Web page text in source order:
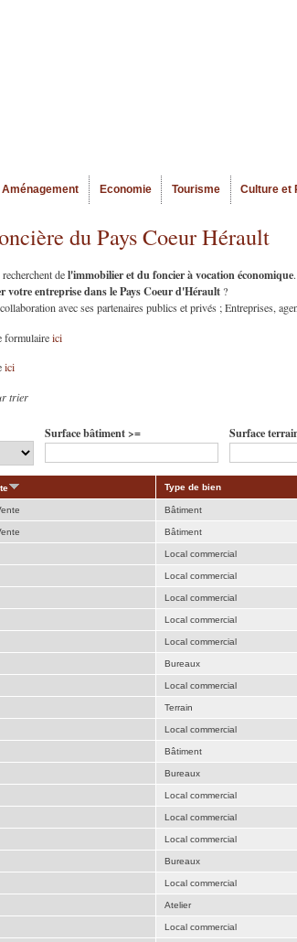
Aménagement Economie Tourisme Culture et
du Pays Coeur Hérault
del'immobilier et du foncier à vocation économique.
votre entreprise dans le Pays Coeur d'Hérault ?
avec ses partenaires publics et privés ; Entreprises,
formulaireici
ici
trier
Surface bâtiment >= Surface
Type de bien
Bâtiment
Bâtiment
Local commercial
Local commercial
Local commercial
Local commercial
Local commercial
Bureaux
Local commercial
Terrain
Local commercial
Bâtiment
Bureaux
Local commercial
Local commercial
Local commercial
Bureaux
Local commercial
Atelier
Local commercial